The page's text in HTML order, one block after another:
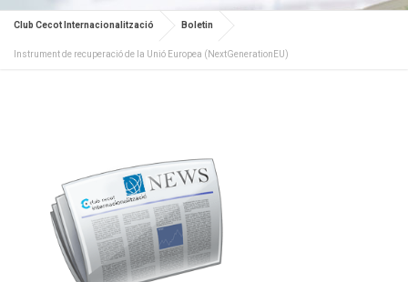
Club Cecot Internacionalització Boletin
Instrument de recuperació de la Unió Europea (NextGenerationEU)